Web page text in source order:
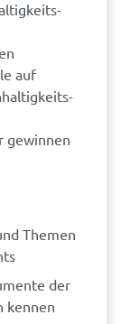
auf
gewinnen
Themen
der
kennen